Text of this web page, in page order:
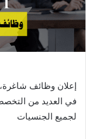
إعلان وظائف
في العديد من
لجميع الجنسيات